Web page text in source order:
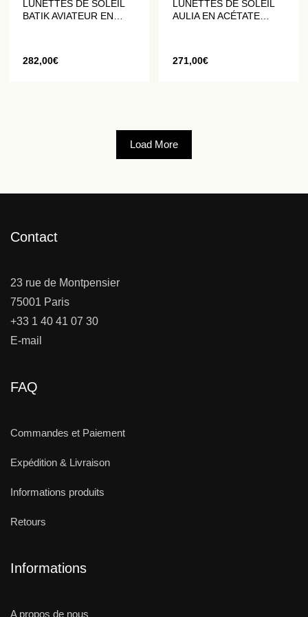
LUNETTES DE SOLEIL
BATIK AVIATEUR EN
282,00€
LUNETTES DE SOLEIL
AULIA EN ACÉTATE
271,00€
Load More
Contact
23 rue de Montpensier
75001 Paris
+33 1 40 41 07 30
E-mail
FAQ
Commandes et Paiement
Expédition & Livraison
Informations produits
Retours
Informations
A propos de nous